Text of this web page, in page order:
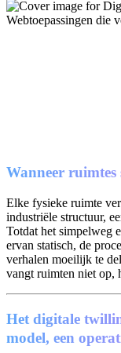
Wanneer ruimtes
Elke fysieke ruimte
industriële structuur,
Totdat het simpelweg
ervan statisch, de
verhalen moeilijk te
vangt ruimten niet op,
Het digitale
model, een